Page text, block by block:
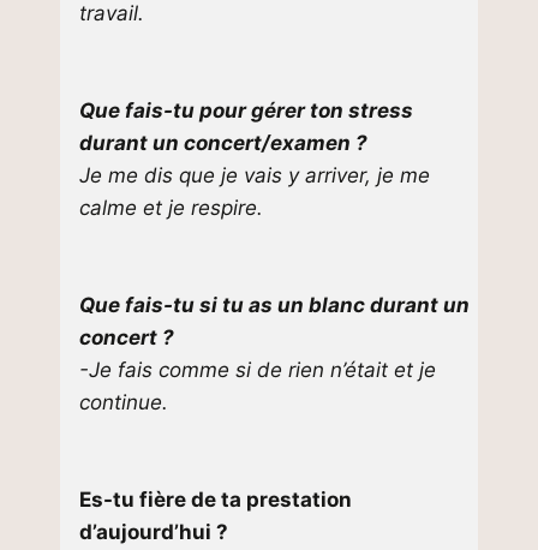
travail.
Que fais-tu pour gérer ton stress
durant un concert/examen ?
Je me dis que je vais y arriver, je me
calme et je respire.
Que fais-tu si tu as un blanc durant un
concert ?
-Je fais comme si de rien n’était et je
continue.
Es-tu fière de ta prestation
d’aujourd’hui ?